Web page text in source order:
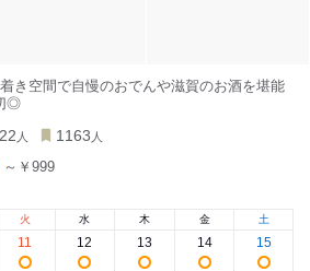
き空間で自慢のおでんや滋賀のお酒を堪能
◎
22 人 1163 人
～￥999
火
11
水
12
木
13
金
14
土
15